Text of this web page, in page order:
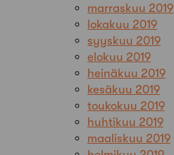
marraskuu 2019
lokakuu 2019
syyskuu 2019
elokuu 2019
heinäkuu 2019
kesäkuu 2019
toukokuu 2019
huhtikuu 2019
maaliskuu 2019